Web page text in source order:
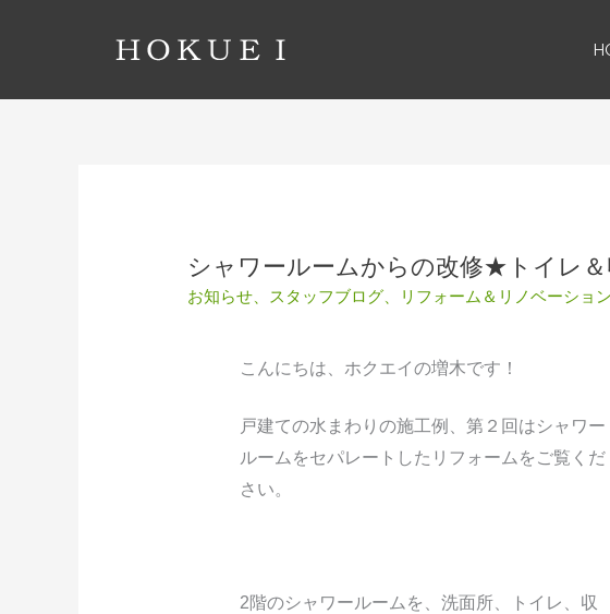
シャワールームからの改修★トイレ＆
お知らせ スタッフブログ リフォーム＆リノベーション
こんにちは、ホクエイの増木です！
戸建ての水まわりの施工例、第２回はシャワー
ルームをセパレートしたリフォームをご覧くだ
さい。
2階のシャワールームを、洗面所、トイレ、収